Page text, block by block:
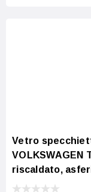
Vetro
VOLKSWAGEN
riscaldato,